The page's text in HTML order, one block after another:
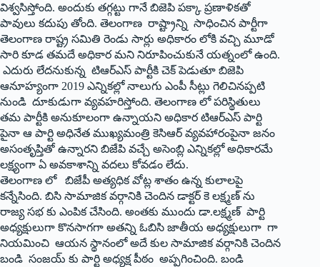
విశ్వసిస్తోంది. అందుకు తగ్గట్టు గానే బిజెపి పక్కా ప్రణాళికతో
పావులు కదుపు తోంది. తెలంగాణ రాష్ట్రాన్ని సాధించిన పార్టీగా
తెలంగాణ రాష్ట్ర సమితి రెండు సార్లు అధికారం లోకి వచ్చి మూడో
సారి కూడ తమదే అధికార మని నిరూపించుకునే యత్నంలో ఉంది.
ఎదురు లేదనుకున్న టిఆర్‌ఎస్‌ ‌పార్టీకి చెక్‌ ‌పెడుతూ బిజెపి
ఆనూహ్యంగా 2019 ఎన్నికల్లో నాలుగు ఎంపీ సీట్లు గెలిచినప్పటి
నుండి దూకుడుగా వ్యవహరిస్తోంది. తెలంగాణ లో పరిస్థితులు
తమ పార్టీకి అనుకూలంగా ఉన్నాయని అధికార టిఆర్‌ఎస్‌ ‌పార్టి
పైనా ఆ పార్టి అధినేత ముఖ్యమంత్రి కెసిఆర్‌ ‌వ్యవహారంపైనా జనం
అసంతృప్తితో ఉన్నారని బిజేపి వచ్చే అసెంబ్లి ఎన్నికల్లో అధికారమే
లక్ష్యంగా ఏ అవకాశాన్ని వదలు కోవడం లేదు.
తెలంగాణ లో బిజేపీ అత్యధిక వోట్ల శాతం ఉన్న కులాలపై
కన్నేసింది. బిసి సామాజిక వర్గానికి చెందిన డాక్టర్‌ ‌కె లక్ష్మణ్‌ ‌ను
రాజ్య సభ కు ఎంపిక చేసింది. అంతకు ముందు డా.లక్ష్మణ్‌ ‌పార్టి
అధ్యక్షులుగా కొనసాగగా అతన్ని ఓబిసి జాతీయ అధ్యక్షులుగా గా
నియమించి ఆయన స్థానంలో అదే కుల సామాజిక వర్గానికి చెందిన
బండి సంజయ్‌ ‌కు పార్టి అధ్యక్ష పీఠం అప్పగించింది. బండి